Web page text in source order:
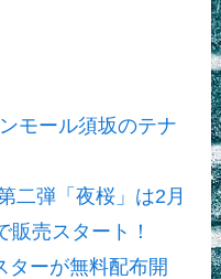
モール須坂のテナ
二弾「夜桜」は2月
販売スタート！
ターが無料配布開